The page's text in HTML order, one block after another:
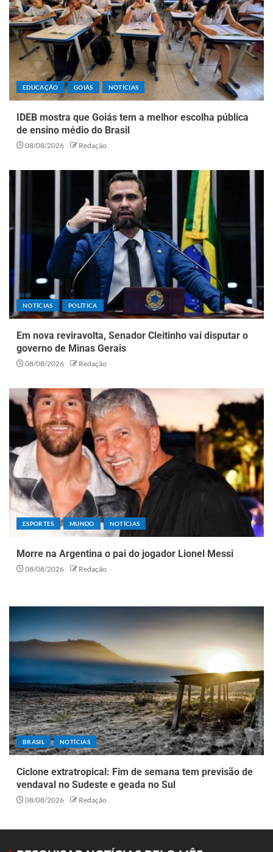
EDUCAÇÃO GOIÁS NOTÍCIAS
IDEB mostra que Goiás tem a melhor escolha pública
de ensino médio do Brasil
08/08/2026 Redação
NOTÍCIAS POLÍTICA
Em nova reviravolta, Senador Cleitinho vai disputar o
governo de Minas Gerais
08/08/2026 Redação
ESPORTES MUNDO NOTÍCIAS
Morre na Argentina o pai do jogador Lionel Messi
08/08/2026 Redação
BRASIL NOTÍCIAS
Ciclone extratropical: Fim de semana tem previsão de
vendaval no Sudeste e geada no Sul
08/08/2026 Redação